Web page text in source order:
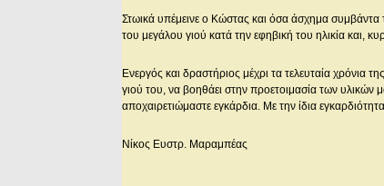
Στωικά υπέμεινε ο Κώστας και όσα άσχημα συμβάντα
του μεγάλου γιού κατά την εφηβική του ηλικία και,
Ενεργός και δραστήριος μέχρι τα τελευταία χρόνια
γιού του, να βοηθάει στην προετοιμασία των υλικών
αποχαιρετιώμαστε εγκάρδια. Με την ίδια
Νίκος Ευστρ. Μαραμπέας